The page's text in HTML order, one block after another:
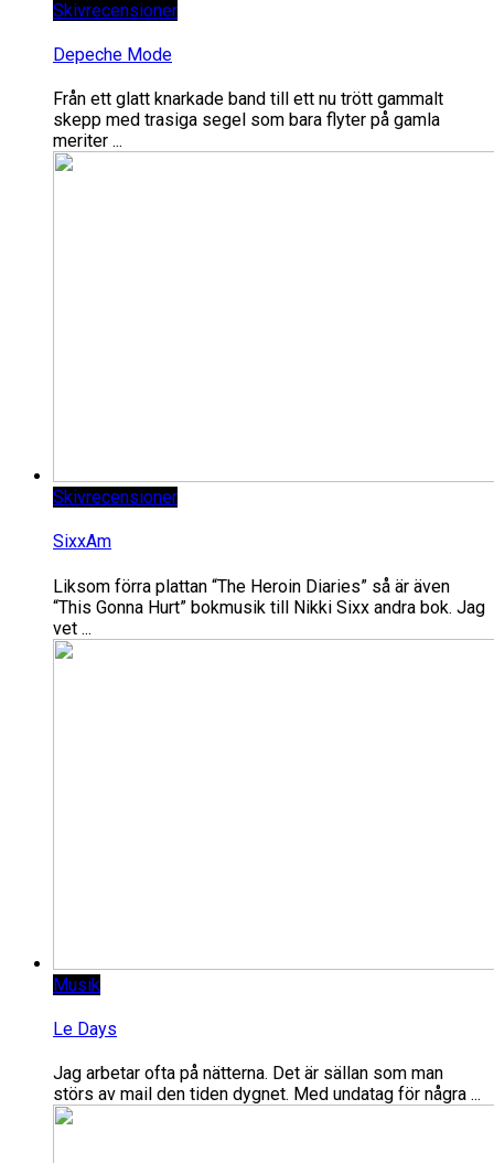
Skivrecensioner
Depeche Mode
Från ett glatt knarkade band till ett nu trött gammalt
skepp med trasiga segel som bara flyter på gamla
meriter ...
Skivrecensioner
SixxAm
Liksom förra plattan “The Heroin Diaries” så är även
“This Gonna Hurt” bokmusik till Nikki Sixx andra bok. Jag
vet ...
Musik
Le Days
Jag arbetar ofta på nätterna. Det är sällan som man
störs av mail den tiden dygnet. Med undatag för några ...